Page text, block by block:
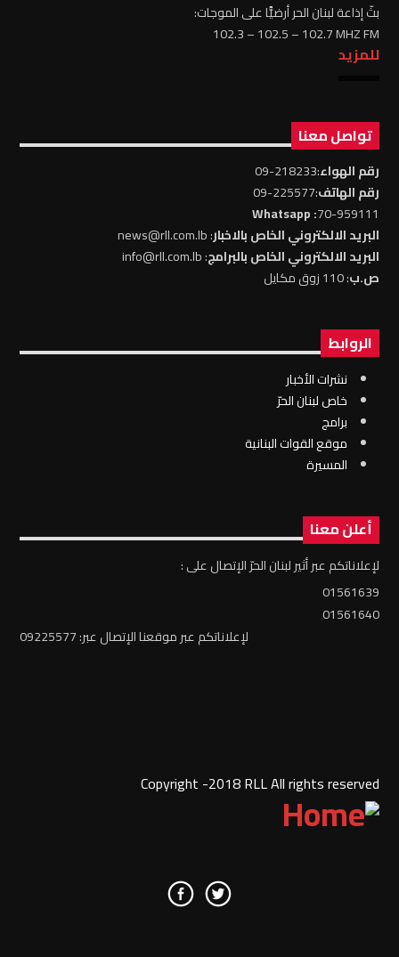
بثّ إذاعة لبنان الحر أرضيًّا على الموجات:
102.3 – 102.5 – 102.7 MHZ FM
للمزيد
تواصل معنا
رقم الهواء:218233-09
رقم الهاتف:225577-09
70-959111
: Whatsapp
البريد الالكتروني الخاص بالاخبار: news@rll.com.lb
البريد الالكتروني الخاص بالبرامج: info@rll.com.lb
ص.ب: 110 زوق مكايل
الروابط
نشرات الأخبار
خاص لبنان الحرّ
برامج
موقع القوات البنانية
المسيرة
أعلن معنا
لإعلاناتكم عبر أثير لبنان الحرّ الإتصال على :
01561639
01561640
لإعلاناتكم عبر موقعنا الإتصال عبر: 09225577
Copyright -2018 RLL All rights reserved